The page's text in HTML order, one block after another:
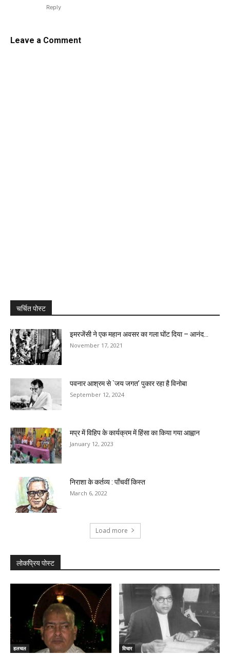
Reply
Leave a Comment
चर्चित पोस्ट
इमरजेंसी ने एक महान अवसर का गला घोंट दिया – आनंद...
November 17, 2021
पवनार आश्रम से `जय जगत’ पुकार रहा है विनोबा
September 12, 2024
मप्र में विहिप के कार्यक्रम में हिंसा का किया गया आह्वान
January 12, 2023
निराशा के कर्तव्य : पाँचवीं किस्त
March 6, 2022
Load more
लोकप्रिय पोस्ट
हलचल विचार